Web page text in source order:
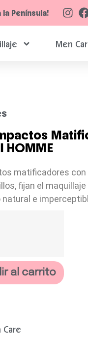
Península!
Men
HOMME
matificadores con
fijan el
natural e
al carrito
Care